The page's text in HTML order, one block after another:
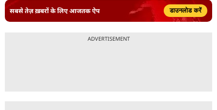
सबसे तेज़ ख़बरों के लिए आजतक ऐप डाउनलोड करें
ADVERTISEMENT